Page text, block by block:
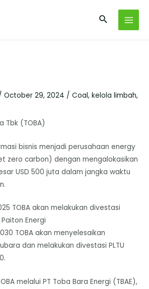
October 29, 2024 /Coal,kelola limbah,
Tbk (TOBA)
bisnis menjadi perusahaan energy
zero carbon) dengan mengalokasikan
USD 500 juta dalam jangka waktu
TOBA akan melakukan divestasi
Energi
TOBA akan menyelesaikan
dan melakukan divestasi PLTU
melalui PT Toba Bara Energi (TBAE),